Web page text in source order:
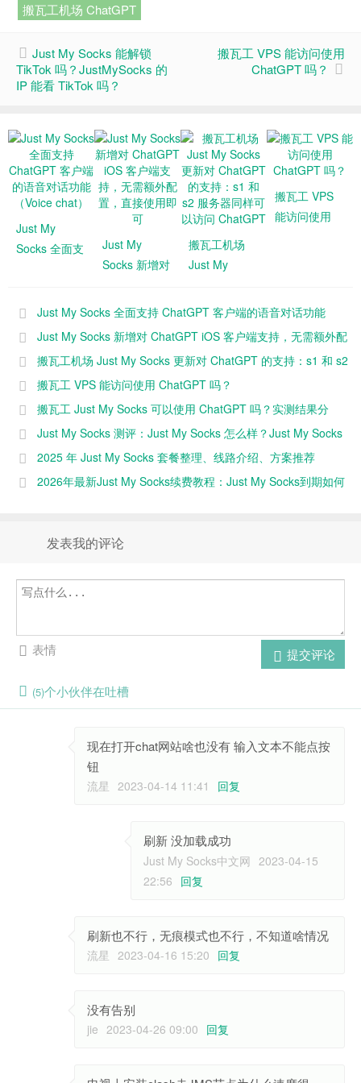
搬瓦工机场 ChatGPT
Just My Socks 能解锁
TikTok 吗？JustMySocks 的
IP 能看 TikTok 吗？
搬瓦工 VPS 能访问使用
ChatGPT 吗？
Just My
Socks 全面支
对话功能
（Voice
Just My
Socks 新增对
客户端支持，
置，直接使用
即可
搬瓦工机场
Just My
ChatGPT 的
s2 服务器同
样可以访问
ChatGPT
搬瓦工 VPS
能访问使用
Just My Socks 全面支持 ChatGPT 客户端的语音对话功能
（Voice chat）
Just My Socks 新增对 ChatGPT iOS 客户端支持，无需额外配
置，直接使用即可
搬瓦工机场 Just My Socks 更新对 ChatGPT 的支持：s1 和 s2
服务器同样可以访问 ChatGPT
搬瓦工 VPS 能访问使用 ChatGPT 吗？
搬瓦工 Just My Socks 可以使用 ChatGPT 吗？实测结果分
享！Just My Socks 测评：Just My Socks 怎么样？Just My Socks
速度快不快？（2025 年更新）
2025 年 Just My Socks 套餐整理、线路介绍、方案推荐
2026年最新Just My Socks续费教程：Just My Socks到期如何
发表我的评论
提交评论
表情
(5)个小伙伴在吐槽
现在打开chat网站啥也没有 输入文本不能点按
钮
流星 2023-04-14 11:41 回复
刷新 没加载成功
Just My Socks中文网 2023-04-15
22:56 回复
刷新也不行，无痕模式也不行，不知道啥情况
流星 2023-04-16 15:20 回复
没有告别
jie 2023-04-26 09:00 回复